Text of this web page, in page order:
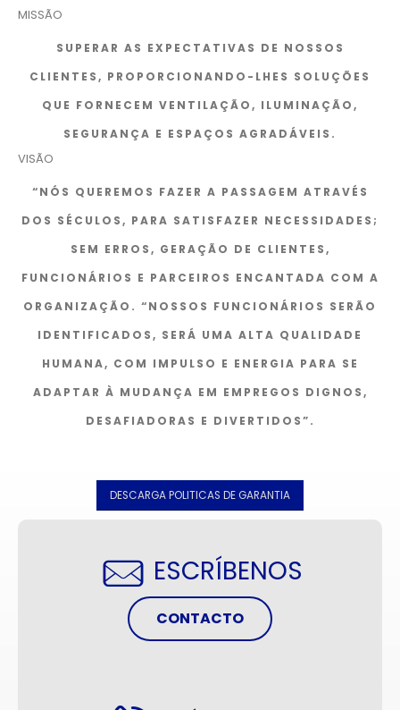
MISSÃO
SUPERAR AS EXPECTATIVAS DE NOSSOS
CLIENTES, PROPORCIONANDO-LHES SOLUÇÕES
QUE FORNECEM VENTILAÇÃO, ILUMINAÇÃO,
SEGURANÇA E ESPAÇOS AGRADÁVEIS.
VISÃO
“NÓS QUEREMOS FAZER A PASSAGEM ATRAVÉS
DOS SÉCULOS, PARA SATISFAZER NECESSIDADES;
SEM ERROS, GERAÇÃO DE CLIENTES,
FUNCIONÁRIOS E PARCEIROS ENCANTADA COM A
ORGANIZAÇÃO. “NOSSOS FUNCIONÁRIOS SERÃO
IDENTIFICADOS, SERÁ UMA ALTA QUALIDADE
HUMANA, COM IMPULSO E ENERGIA PARA SE
ADAPTAR À MUDANÇA EM EMPREGOS DIGNOS,
DESAFIADORAS E DIVERTIDOS”.
DESCARGA POLITICAS DE GARANTIA
ESCRÍBENOS
CONTACTO